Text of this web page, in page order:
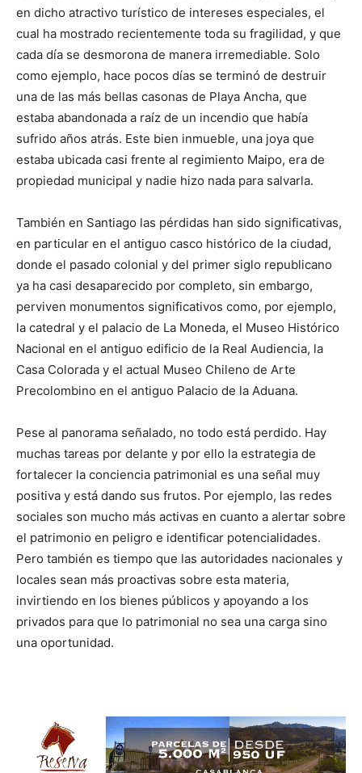
en dicho atractivo turístico de intereses especiales, el
cual ha mostrado recientemente toda su fragilidad, y que
cada día se desmorona de manera irremediable. Solo
como ejemplo, hace pocos días se terminó de destruir
una de las más bellas casonas de Playa Ancha, que
estaba abandonada a raíz de un incendio que había
sufrido años atrás. Este bien inmueble, una joya que
estaba ubicada casi frente al regimiento Maipo, era de
propiedad municipal y nadie hizo nada para salvarla.
También en Santiago las pérdidas han sido significativas,
en particular en el antiguo casco histórico de la ciudad,
donde el pasado colonial y del primer siglo republicano
ya ha casi desaparecido por completo, sin embargo,
perviven monumentos significativos como, por ejemplo,
la catedral y el palacio de La Moneda, el Museo Histórico
Nacional en el antiguo edificio de la Real Audiencia, la
Casa Colorada y el actual Museo Chileno de Arte
Precolombino en el antiguo Palacio de la Aduana.
Pese al panorama señalado, no todo está perdido. Hay
muchas tareas por delante y por ello la estrategia de
fortalecer la conciencia patrimonial es una señal muy
positiva y está dando sus frutos. Por ejemplo, las redes
sociales son mucho más activas en cuanto a alertar sobre
el patrimonio en peligro e identificar potencialidades.
Pero también es tiempo que las autoridades nacionales y
locales sean más proactivas sobre esta materia,
invirtiendo en los bienes públicos y apoyando a los
privados para que lo patrimonial no sea una carga sino
una oportunidad.